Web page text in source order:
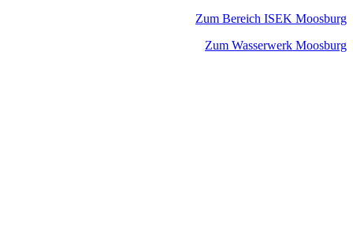
Zum Bereich ISEK Moosburg
Zum Wasserwerk Moosburg